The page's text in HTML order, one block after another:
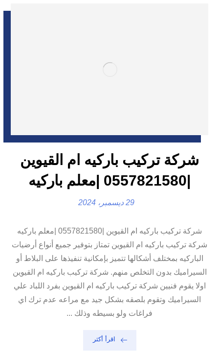
شركة تركيب باركيه ام القيوين
|0557821580 |معلم باركيه
29 ديسمبر، 2024
شركة تركيب باركيه ام القيوين |0557821580 |معلم باركيه
شركة تركيب باركيه ام القيوين تمتاز بتوفير جميع أنواع أرضيات
الباركيه بمختلف أشكالها تتميز بإمكانية تنفيذها على البلاط أو
السيراميك بدون التخلص منهم. شركة تركيب باركيه ام القيوين
اولا يقوم فنيين شركة تركيب باركيه ام القيوين بفرد اللباد علي
السيراميك وتقوم بلصقه بشكل جيد مع مراعه عدم ترك اي
فراغات ولو بسيطه وذلك ...
اقرأ أكثر